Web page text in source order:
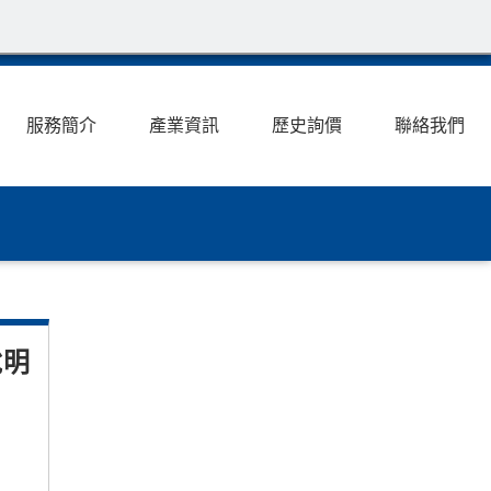
服務簡介 產業資訊 歷史詢價 聯絡我們